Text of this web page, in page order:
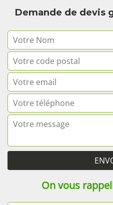
Demande de devis
On vous